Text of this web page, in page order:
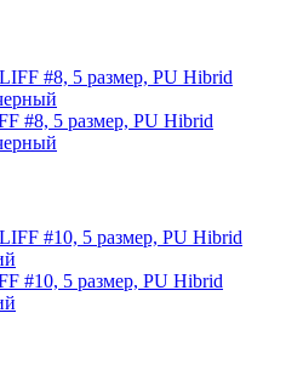
#8, 5 размер, PU Hibrid
#10, 5 размер, PU Hibrid